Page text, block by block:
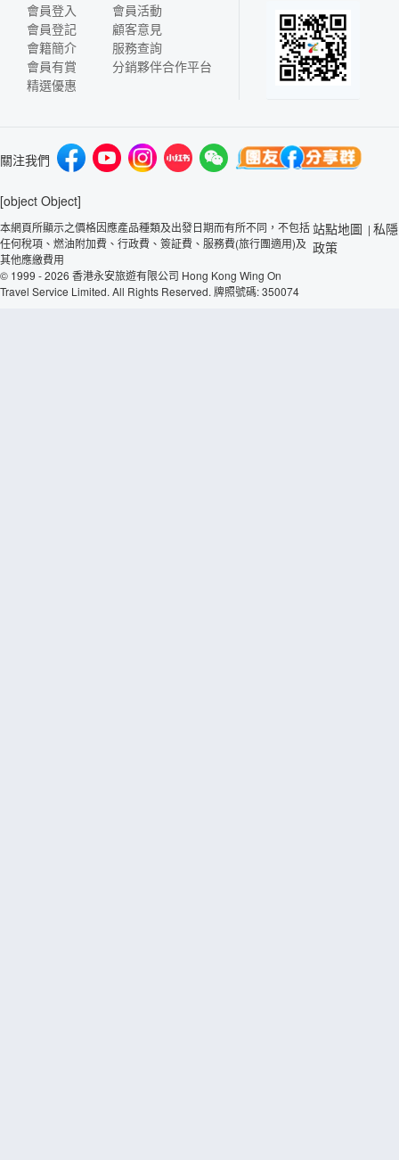
會員登入
會員登記
會籍簡介
會員有賞
精選優惠
會員活動
顧客意見
服務查詢
分銷夥伴合作平台
關注我們
[object Object]
本網頁所顯示之價格因應產品種類及出發日期而有所不同，不包括
任何稅項、燃油附加費、行政費、簽証費、服務費(旅行團適用)及
其他應繳費用
© 1999 - 2026 香港永安旅遊有限公司 Hong Kong Wing On
Travel Service Limited. All Rights Reserved. 牌照號碼: 350074
站點地圖 | 私隱
政策